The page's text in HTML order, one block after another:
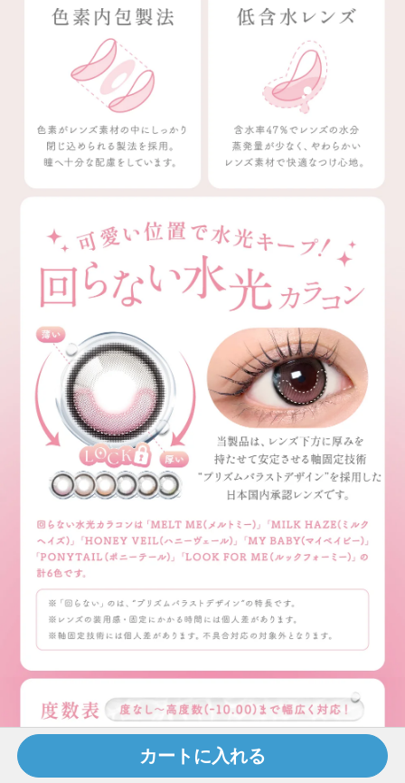
カートに入れる